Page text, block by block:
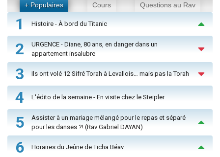
+ Populaires Cours Questions au Rav
1 Histoire - À bord du Titanic
2
URGENCE - Diane, 80 ans, en danger dans un
appartement insalubre
3 Ils ont volé 12 Sifré Torah à Levallois… mais pas la Torah
4 L'édito de la semaine - En visite chez le Steipler
5
Assister à un mariage mélangé pour le repas et séparé
pour les danses ?! (Rav Gabriel DAYAN)
6 Horaires du Jeûne de Ticha Béav